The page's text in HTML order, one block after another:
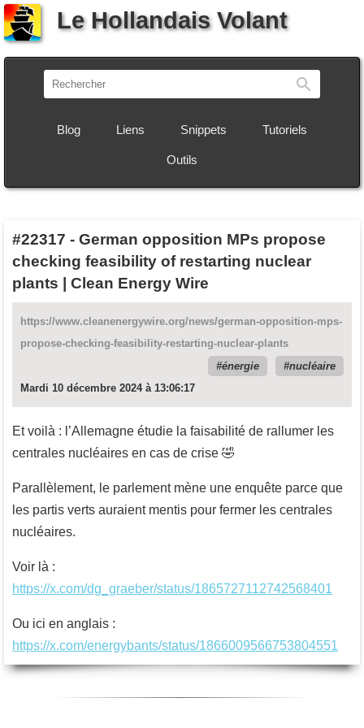
Le Hollandais Volant
Blog Liens Snippets Tutoriels
Outils
#22317 - German opposition MPs propose
checking feasibility of restarting nuclear
plants | Clean Energy Wire
https://www.cleanenergywire.org/news/german-opposition-mps-
propose-checking-feasibility-restarting-nuclear-plants
énergie
nucléaire
Mardi 10 décembre 2024 à 13:06:17
Et voilà : l’Allemagne étudie la faisabilité de rallumer les
centrales nucléaires en cas de crise 🤣
Parallèlement, le parlement mène une enquête parce que
les partis verts auraient mentis pour fermer les centrales
nucléaires.
Voir là :
https://x.com/dg_graeber/status/1865727112742568401
Ou ici en anglais :
https://x.com/energybants/status/1866009566753804551